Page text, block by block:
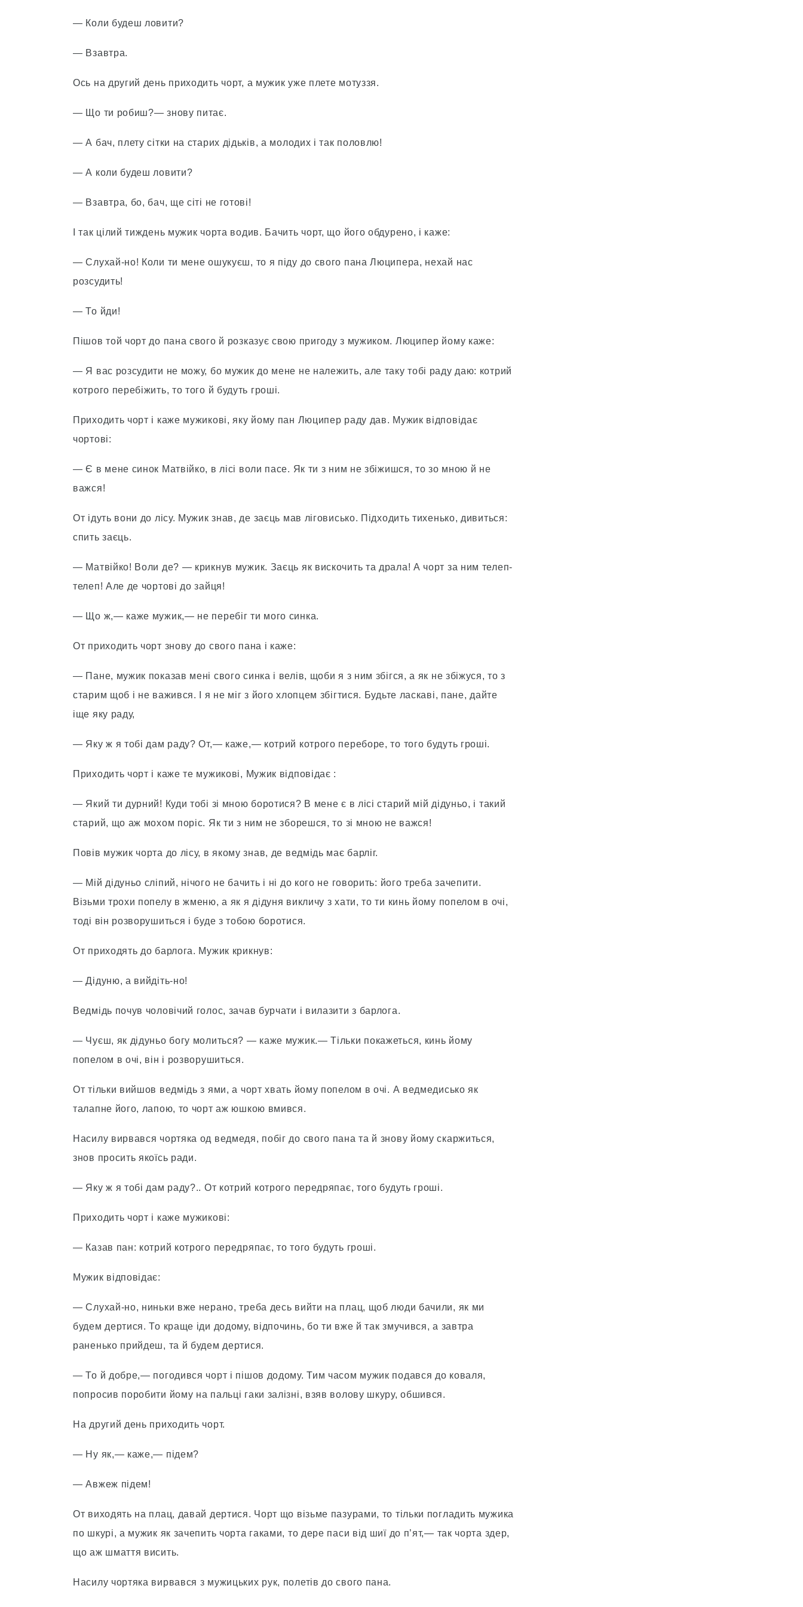
— Коли будеш ловити?
— Взавтра.
Ось на другий день приходить чорт, а мужик уже плете мотуззя.
— Що ти робиш?— знову питає.
— А бач, плету сітки на старих дідьків, а молодих і так половлю!
— А коли будеш ловити?
— Взавтра, бо, бач, ще сіті не готові!
І так цілий тиждень мужик чорта водив. Бачить чорт, що його обдурено, і каже:
— Слухай-но! Коли ти мене ошукуєш, то я піду до свого пана Люципера, нехай нас
розсудить!
— То йди!
Пішов той чорт до пана свого й розказує свою пригоду з мужиком. Люципер йому каже:
— Я вас розсудити не можу, бо мужик до мене не належить, але таку тобі раду даю: котрий
котрого перебіжить, то того й будуть гроші.
Приходить чорт і каже мужикові, яку йому пан Люципер раду дав. Мужик відповідає
чортові:
— Є в мене синок Матвійко, в лісі воли пасе. Як ти з ним не збіжишся, то зо мною й не
важся!
От ідуть вони до лісу. Мужик знав, де заєць мав ліговисько. Підходить тихенько, дивиться:
спить заєць.
— Матвійко! Воли де? — крикнув мужик. Заєць як вискочить та драла! А чорт за ним телеп-
телеп! Але де чортові до зайця!
— Що ж,— каже мужик,— не перебіг ти мого синка.
От приходить чорт знову до свого пана і каже:
— Пане, мужик показав мені свого синка і велів, щоби я з ним збігся, а як не збіжуся, то з
старим щоб і не важився. І я не міг з його хлопцем збігтися. Будьте ласкаві, пане, дайте
іще яку раду,
— Яку ж я тобі дам раду? От,— каже,— котрий котрого переборе, то того будуть гроші.
Приходить чорт і каже те мужикові, Мужик відповідає :
— Який ти дурний! Куди тобі зі мною боротися? В мене є в лісі старий мій дідуньо, і такий
старий, що аж мохом поріс. Як ти з ним не зборешся, то зі мною не важся!
Повів мужик чорта до лісу, в якому знав, де ведмідь має барліг.
— Мій дідуньо сліпий, нічого не бачить і ні до кого не говорить: його треба зачепити.
Візьми трохи попелу в жменю, а як я дідуня викличу з хати, то ти кинь йому попелом в очі,
тоді він розворушиться і буде з тобою боротися.
От приходять до барлога. Мужик крикнув:
— Дідуню, а вийдіть-но!
Ведмідь почув чоловічий голос, зачав бурчати і вилазити з барлога.
— Чуєш, як дідуньо богу молиться? — каже мужик.— Тільки покажеться, кинь йому
попелом в очі, він і розворушиться.
От тільки вийшов ведмідь з ями, а чорт хвать йому попелом в очі. А ведмедисько як
талапне його, лапою, то чорт аж юшкою вмився.
Насилу вирвався чортяка од ведмедя, побіг до свого пана та й знову йому скаржиться,
знов просить якоїсь ради.
— Яку ж я тобі дам раду?.. От котрий котрого передряпає, того будуть гроші.
Приходить чорт і каже мужикові:
— Казав пан: котрий котрого передряпає, то того будуть гроші.
Мужик відповідає:
— Слухай-но, ниньки вже нерано, треба десь вийти на плац, щоб люди бачили, як ми
будем дертися. То краще іди додому, відпочинь, бо ти вже й так змучився, а завтра
раненько прийдеш, та й будем дертися.
— То й добре,— погодився чорт і пішов додому. Тим часом мужик подався до коваля,
попросив поробити йому на пальці гаки залізні, взяв волову шкуру, обшився.
На другий день приходить чорт.
— Ну як,— каже,— підем?
— Авжеж підем!
От виходять на плац, давай дертися. Чорт що візьме пазурами, то тільки погладить мужика
по шкурі, а мужик як зачепить чорта гаками, то дере паси від шиї до п’ят,— так чорта здер,
що аж шмаття висить.
Насилу чортяка вирвався з мужицьких рук, полетів до свого пана.